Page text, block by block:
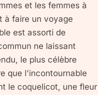
et les femmes à
à faire un voyage
est assorti de
ne laissant
le plus célèbre
que l'incontournable
le coquelicot, une fleur